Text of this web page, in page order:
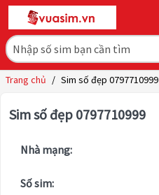
Trang chủ / Sim số đẹp 0797710999
Sim số đẹp 0797710999
Nhà mạng:
Số sim: